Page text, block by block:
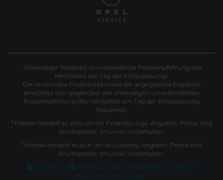
1 Ehemaliger Neupreis (Unverbindliche Preisempfehlung des
Herstellers am Tag der Erstzulassung).
Der errechnete Preisvorteil sowie die angegebene Ersparnis
errechnet sich gegenüber der ehemaligen unverbindlichen
Preisempfehlung des Herstellers am Tag der Erstzulassung
(Neupreis).
2 Hierbei handelt es sich um ein Finanzierungs-Angebot. Preise sind
Bruttopreise. Irrtümer vorbehalten.
3 Hierbei handelt es sich um ein Leasing-Angebot. Preise sind
Bruttopreise. Irrtümer vorbehalten.
Impressum
Datenschutz Barrierefreiheit EU Data Act
Cookie Einstellungen